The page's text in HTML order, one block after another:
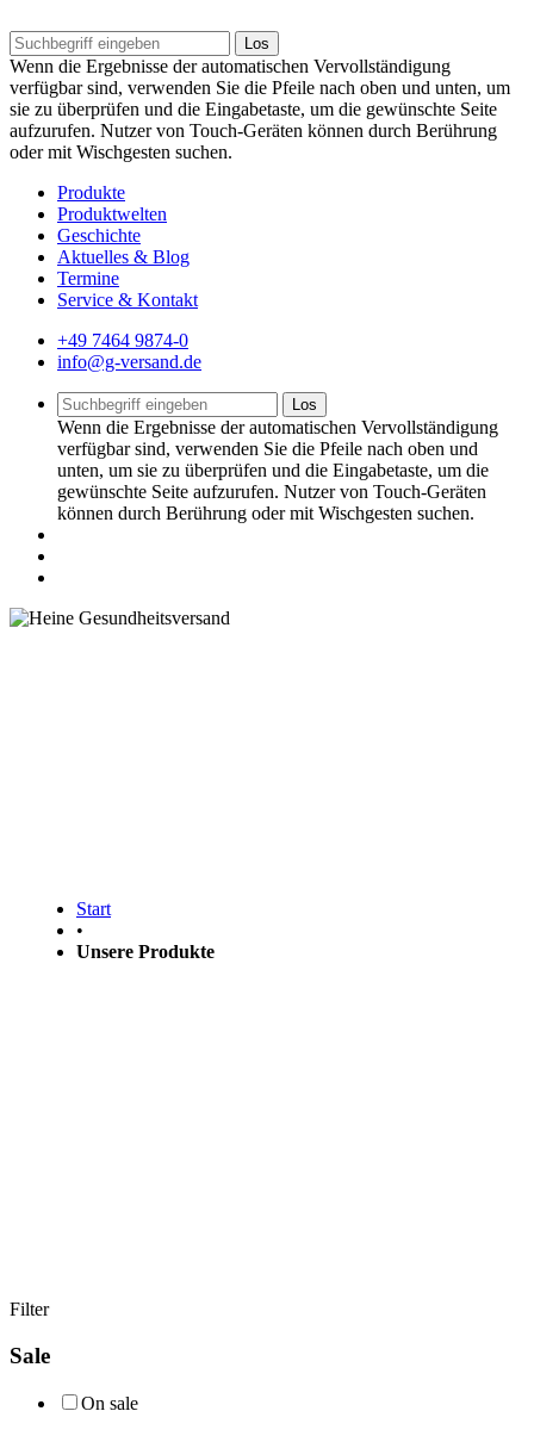
Los
Wenn die Ergebnisse der automatischen Vervollständigung
verfügbar sind, verwenden Sie die Pfeile nach oben und unten, um
sie zu überprüfen und die Eingabetaste, um die gewünschte Seite
aufzurufen. Nutzer von Touch-Geräten können durch Berührung
oder mit Wischgesten suchen.
Produkte
Produktwelten
Geschichte
Aktuelles & Blog
Termine
Service & Kontakt
+49 7464 9874-0
info@g-versand.de
Los
Wenn die Ergebnisse der automatischen Vervollständigung
verfügbar sind, verwenden Sie die Pfeile nach oben und
unten, um sie zu überprüfen und die Eingabetaste, um die
gewünschte Seite aufzurufen. Nutzer von Touch-Geräten
können durch Berührung oder mit Wischgesten suchen.
Start
•
Unsere Produkte
Filter
Sale
On sale